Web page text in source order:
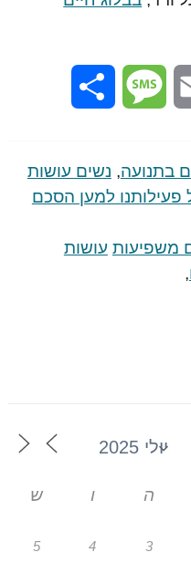
Email
Message
בתנועה, נשים עושות
פעילותנו למען הסכם
משפיעות עושות
,
ה ו ש
3
4
5